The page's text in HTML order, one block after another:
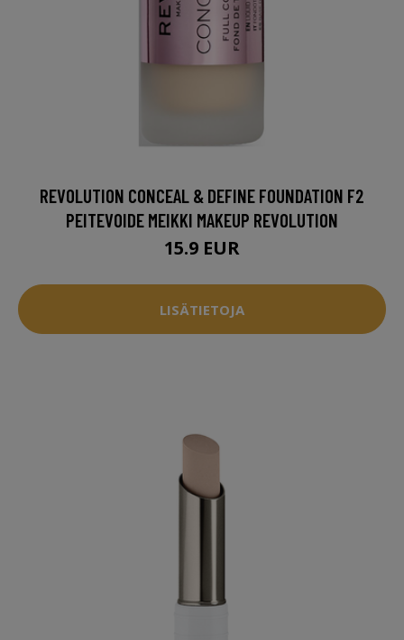
REVOLUTION CONCEAL & DEFINE FOUNDATION F2
PEITEVOIDE MEIKKI MAKEUP REVOLUTION
15.9 EUR
LISÄTIETOJA